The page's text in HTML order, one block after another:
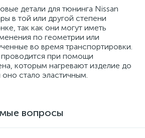
детали для тюнинга Nissan
в той или другой степени
так как они могут иметь
по геометрии или
во время транспортировки.
при помощи
которым нагревают изделие до
стало эластичным.
вопросы